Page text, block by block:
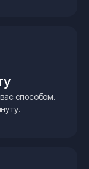
способом.